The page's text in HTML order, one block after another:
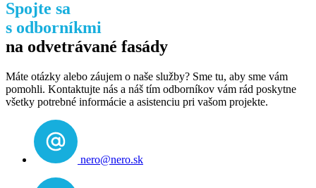
Spojte sa
s odborníkmi
na odvetrávané fasády
Máte otázky alebo záujem o naše služby? Sme tu, aby sme vám
pomohli. Kontaktujte nás a náš tím odborníkov vám rád poskytne
všetky potrebné informácie a asistenciu pri vašom projekte.
nero@nero.sk